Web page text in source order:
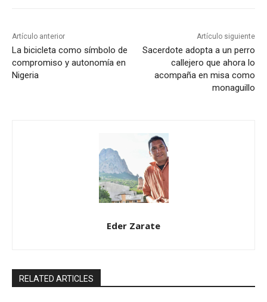
Artículo anterior
La bicicleta como símbolo de
compromiso y autonomía en
Nigeria
Artículo siguiente
Sacerdote adopta a un perro
callejero que ahora lo
acompaña en misa como
monaguillo
Eder Zarate
RELATED ARTICLES